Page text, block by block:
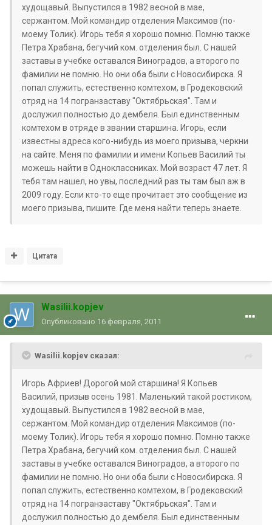
худощавый. Выпустился в 1982 весной в мае,
сержантом. Мой командир отделения Максимов (по-
моему Толик). Игорь тебя я хорошо помню. Помню также
Петра Храбана, бегучий ком. отделения был. С нашей
заставы в учебке оставался Виноградов, а второго по
фамилии не помню. Но они оба были с Новосибирска. Я
попал служить, естественно комтехом, в Гродековский
отряд на 14 погранзаставу "Октябрьская". Там и
дослужил полностью до дембеля. Был единственным
комтехом в отряде в звании старшина. Игорь, если
известны адреса кого-нибудь из моего призыва, черкни
на сайте. Меня по фамилии и имени Копьев Василий ты
можешь найти в Одноклассниках. Мой возраст 47 лет. Я
тебя там нашел, но увы, последний раз ты там был аж в
2009 году. Если кто-то еще прочитает это сообщение из
моего призыва, пишите. Где меня найти теперь знаете.
Цитата
Wasilii.kopjev
Опубликовано 16 февраля, 2011
Wasilii.kopjev сказал:
Игорь Африев! Дорогой мой старшина! Я Копьев
Василий, призыв осень 1981. Маленький такой ростиком,
худощавый. Выпустился в 1982 весной в мае,
сержантом. Мой командир отделения Максимов (по-
моему Толик). Игорь тебя я хорошо помню. Помню также
Петра Храбана, бегучий ком. отделения был. С нашей
заставы в учебке оставался Виноградов, а второго по
фамилии не помню. Но они оба были с Новосибирска. Я
попал служить, естественно комтехом, в Гродековский
отряд на 14 погранзаставу "Октябрьская". Там и
дослужил полностью до дембеля. Был единственным